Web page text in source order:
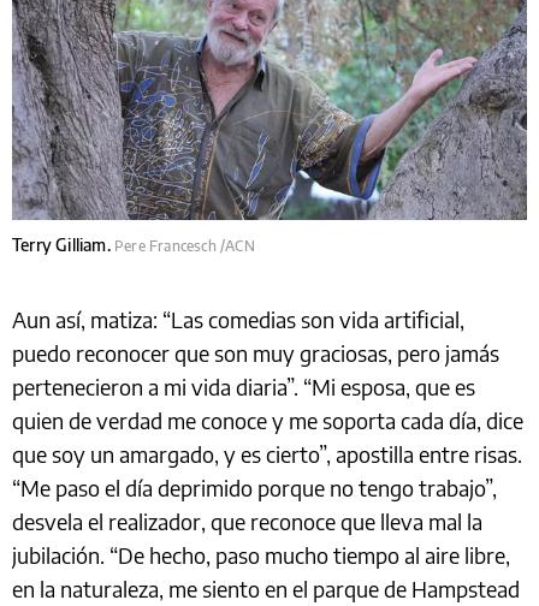
Terry Gilliam. Pere Francesch /ACN
Aun así, matiza: “Las comedias son vida artificial,
puedo reconocer que son muy graciosas, pero jamás
pertenecieron a mi vida diaria”. “Mi esposa, que es
quien de verdad me conoce y me soporta cada día, dice
que soy un amargado, y es cierto”, apostilla entre risas.
“Me paso el día deprimido porque no tengo trabajo”,
desvela el realizador, que reconoce que lleva mal la
jubilación. “De hecho, paso mucho tiempo al aire libre,
en la naturaleza, me siento en el parque de Hampstead